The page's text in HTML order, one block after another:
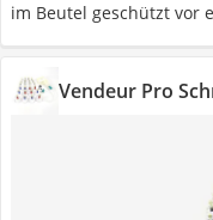
im Beutel geschützt vor
Vendeur Pro